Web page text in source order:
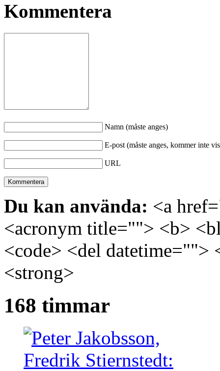
Kommentera
Namn (måste anges)
E-post (måste anges, kommer inte
URL
Du kan använda: <a
<acronym title=""> <b>
<code> <del
<strong>
168 timmar